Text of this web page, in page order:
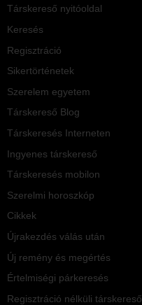
Társkereső nyitóoldal
Keresés
Regisztráció
Sikertörténetek
Szerelem egyetem
Társkereső Blog
Társkeresés Interneten
Ingyenes társkereső
Társkeresés mobilon
Szerelmi horoszkóp
Cikkek
Újrakezdés válás után
Új remény és megértés
Értelmiségi párkeresés
Regisztráció nélküli társkereső